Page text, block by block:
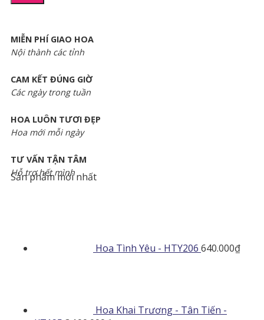
MIỄN PHÍ GIAO HOA
Nội thành các tỉnh
CAM KẾT ĐÚNG GIỜ
Các ngày trong tuần
HOA LUÔN TƯƠI ĐẸP
Hoa mới mỗi ngày
TƯ VẤN TẬN TÂM
Hỗ trợ hết mình
Sản phẩm mới nhất
Hoa Tình Yêu - HTY206 640.000₫
Hoa Khai Trương - Tân Tiến -